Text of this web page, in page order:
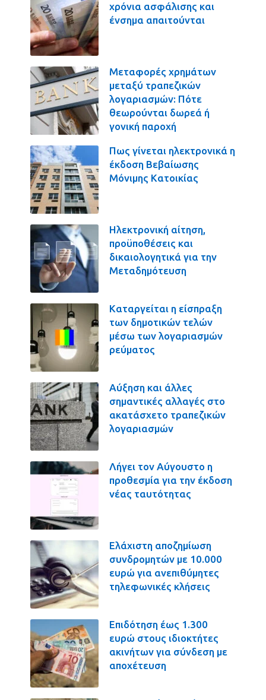
χρόνια ασφάλισης και
ένσημα απαιτούνται
Μεταφορές χρημάτων
μεταξύ τραπεζικών
λογαριασμών: Πότε
θεωρούνται δωρεά ή
γονική παροχή
Πως γίνεται ηλεκτρονικά η
έκδοση Βεβαίωσης
Μόνιμης Κατοικίας
Ηλεκτρονική αίτηση,
προϋποθέσεις και
δικαιολογητικά για την
Μεταδημότευση
Καταργείται η είσπραξη
των δημοτικών τελών
μέσω των λογαριασμών
ρεύματος
Αύξηση και άλλες
σημαντικές αλλαγές στο
ακατάσχετο τραπεζικών
λογαριασμών
Λήγει τον Αύγουστο η
προθεσμία για την έκδοση
νέας ταυτότητας
Ελάχιστη αποζημίωση
συνδρομητών με 10.000
ευρώ για ανεπιθύμητες
τηλεφωνικές κλήσεις
Επιδότηση έως 1.300
ευρώ στους ιδιοκτήτες
ακινήτων για σύνδεση με
αποχέτευση